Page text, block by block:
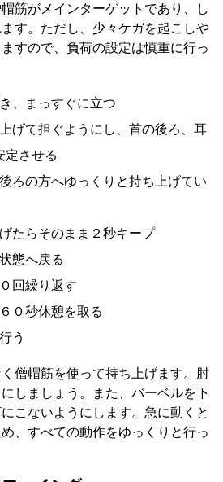
筋がメインターゲットであり、し
す。ただし、少々ケガを起こしや
すので、負荷の設定は慎重に行っ
、まっすぐに立つ
げて担ぐようにし、首の後ろ、耳
定させる
ろの方へゆっくりと持ち上げてい
たらそのまま２秒キープ
態へ戻る
回繰り返す
０秒休憩を取る
う
僧帽筋を使って持ち上げます。肘
しましょう。また、バーベルを下
こないようにします。急に動くと
、すべての動作をゆっくりと行っ